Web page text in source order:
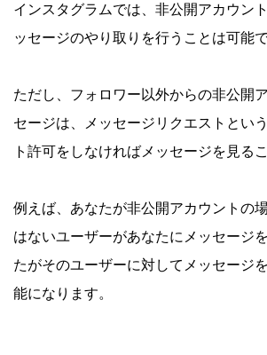
インスタグラムでは、非公開アカウン
ッセージのやり取りを行うことは可能で
ただし、フォロワー以外からの非公開
セージは、メッセージリクエストとい
ト許可をしなければメッセージを見る
例えば、あなたが非公開アカウントの
はないユーザーがあなたにメッセージ
たがそのユーザーに対してメッセージ
能になります。